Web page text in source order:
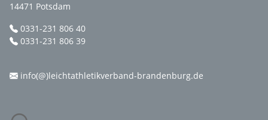
14471 Potsdam
0331-231 806 40
0331-231 806 39
info(@)leichtathletikverband-brandenburg.de